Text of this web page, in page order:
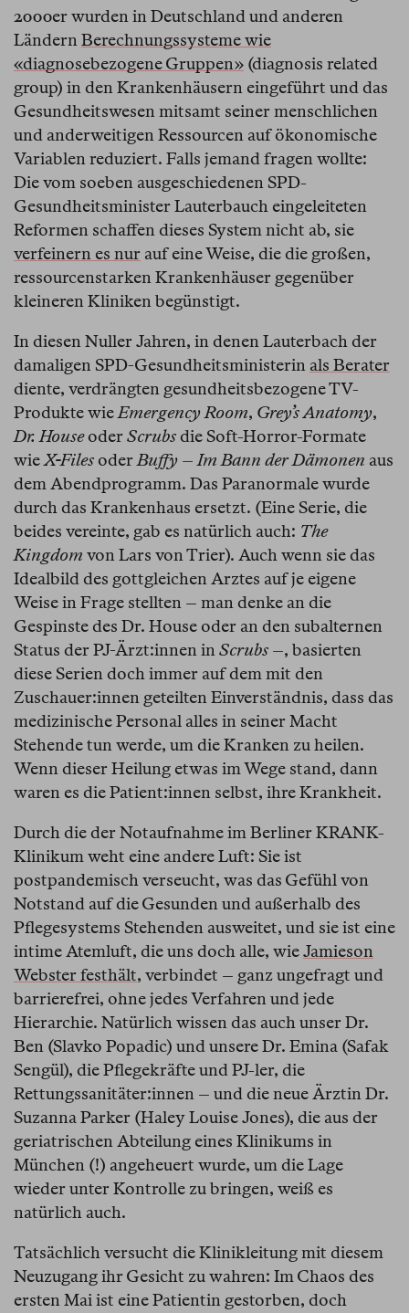
2000er wurden in Deutschland und anderen
LändernBerechnungssysteme wie
«diagnosebezogene Gruppen» (diagnosis related
group) in den Krankenhäusern eingeführt und das
Gesundheitswesen mitsamt seiner menschlichen
und anderweitigen Ressourcen auf ökonomische
Variablen reduziert. Falls jemand fragen wollte:
Die vom soeben ausgeschiedenen SPD-
Gesundheitsminister Lauterbauch eingeleiteten
Reformen schaffen dieses System nicht ab, sie
verfeinern es nur auf eine Weise, die die großen,
ressourcenstarken Krankenhäuser gegenüber
kleineren Kliniken begünstigt.
In diesen Nuller Jahren, in denen Lauterbach der
damaligen SPD-Gesundheitsministerin als Berater
diente, verdrängten gesundheitsbezogene TV-
Produkte wieEmergency Room, Grey’s Anatomy,
Dr. HouseoderScrubs die Soft-Horror-Formate
wieX-Files oderBuffy – Im Bann der Dämonen aus
dem Abendprogramm. Das Paranormale wurde
durch das Krankenhaus ersetzt. (Eine Serie, die
beides vereinte, gab es natürlich auch: The
Kingdom von Lars von Trier). Auch wenn sie das
Idealbild des gottgleichen Arztes auf je eigene
Weise in Frage stellten – man denke an die
Gespinste des Dr. House oder an den subalternen
Status der PJ-Ärzt:innen inScrubs –, basierten
diese Serien doch immer auf dem mit den
Zuschauer:innen geteilten Einverständnis, dass das
medizinische Personal alles in seiner Macht
Stehende tun werde, um die Kranken zu heilen.
Wenn dieser Heilung etwas im Wege stand, dann
waren es die Patient:innen selbst, ihre Krankheit.
Durch die der Notaufnahme im Berliner KRANK-
Klinikum weht eine andere Luft: Sie ist
postpandemisch verseucht, was das Gefühl von
Notstand auf die Gesunden und außerhalb des
Pflegesystems Stehenden ausweitet, und sie ist eine
intime Atemluft, die uns doch alle, wieJamieson
Webster festhält, verbindet – ganz ungefragt und
barrierefrei, ohne jedes Verfahren und jede
Hierarchie. Natürlich wissen das auch unser Dr.
Ben (Slavko Popadic) und unsere Dr. Emina (Safak
Sengül), die Pflegekräfte und PJ-ler, die
Rettungssanitäter:innen – und die neue Ärztin Dr.
Suzanna Parker (Haley Louise Jones), die aus der
geriatrischen Abteilung eines Klinikums in
München (!) angeheuert wurde, um die Lage
wieder unter Kontrolle zu bringen, weiß es
natürlich auch.
Tatsächlich versucht die Klinikleitung mit diesem
Neuzugang ihr Gesicht zu wahren: Im Chaos des
ersten Mai ist eine Patientin gestorben, doch